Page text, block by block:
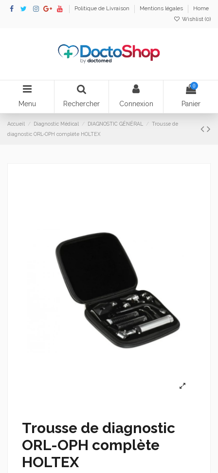
Politique de Livraison Mentions légales
Home
Wishlist (0)
Menu Rechercher Connexion
0
Panier
Accueil Diagnostic Médical DIAGNOSTIC GÉNÉRAL
Trousse de
diagnostic ORL-OPH complète HOLTEX
Trousse de diagnostic
ORL-OPH complète
HOLTEX